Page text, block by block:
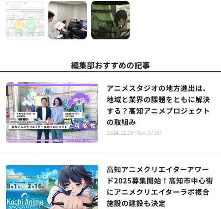
編集部おすすめの記事
アニメスタジオの地方進出は、
地域と業界の課題をともに解決
する？高知アニメプロジェクト
の取組み
2024.11.18 Mon 17:00
高知アニメクリエイターアワー
ド2025募集開始！高知市中心街
にアニメクリエイターラボ複合
施設の建設も決定